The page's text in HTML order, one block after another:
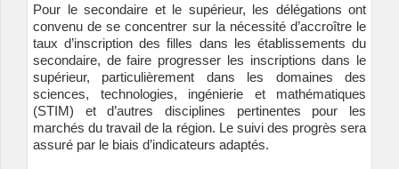
Pour le secondaire et le supérieur, les délégations ont
convenu de se concentrer sur la nécessité d’accroître le
taux d’inscription des filles dans les établissements du
secondaire, de faire progresser les inscriptions dans le
supérieur, particulièrement dans les domaines des
sciences, technologies, ingénierie et mathématiques
(STIM) et d’autres disciplines pertinentes pour les
marchés du travail de la région. Le suivi des progrès sera
assuré par le biais d’indicateurs adaptés.